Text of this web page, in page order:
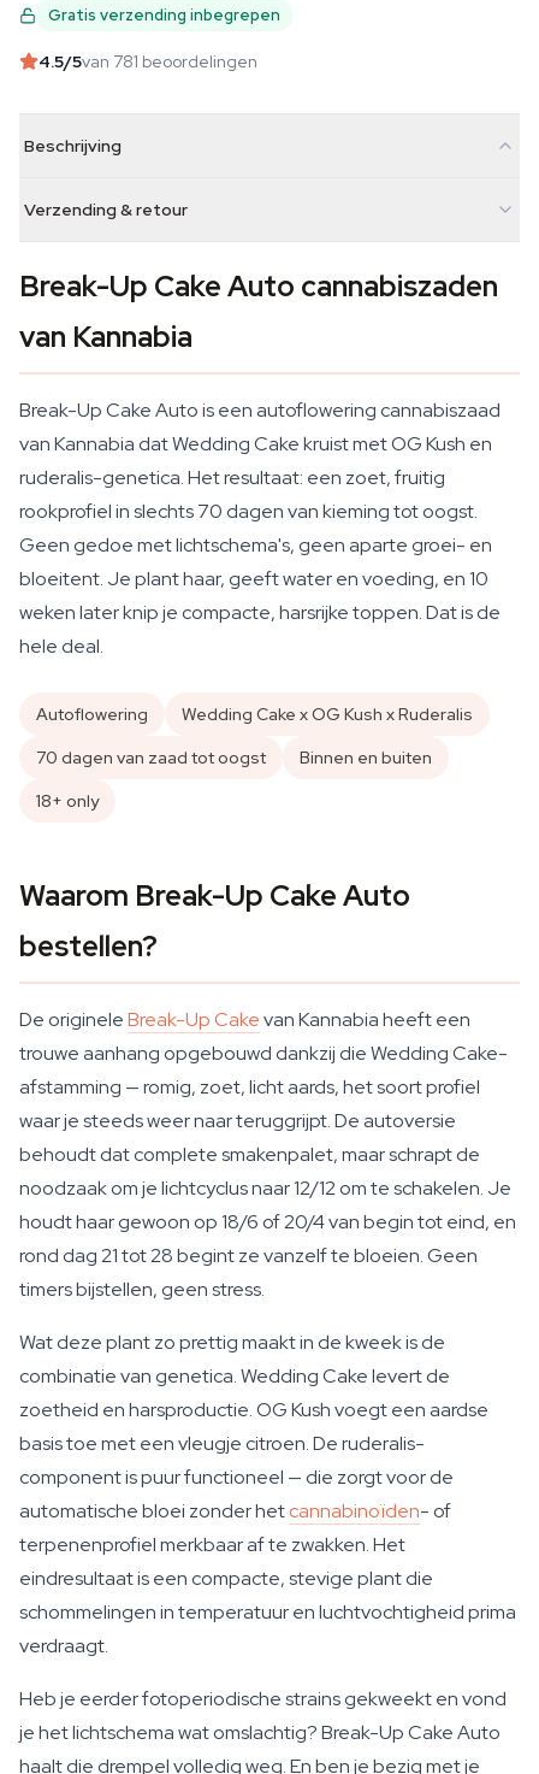
Gratis verzending inbegrepen
4.5/5van 781 beoordelingen
Beschrijving
Verzending & retour
Break-Up Cake Auto cannabiszaden
van Kannabia
Break-Up Cake Auto is een autoflowering cannabiszaad
van Kannabia dat Wedding Cake kruist met OG Kush en
ruderalis-genetica. Het resultaat: een zoet, fruitig
rookprofiel in slechts 70 dagen van kieming tot oogst.
Geen gedoe met lichtschema's, geen aparte groei- en
bloeitent. Je plant haar, geeft water en voeding, en 10
weken later knip je compacte, harsrijke toppen. Dat is de
hele deal.
Autoflowering
Wedding Cake x OG Kush x Ruderalis
70 dagen van zaad tot oogst
Binnen en buiten
18+ only
Waarom Break-Up Cake Auto
bestellen?
De origineleBreak-Up Cakevan Kannabia heeft een
trouwe aanhang opgebouwd dankzij die Wedding Cake-
afstamming — romig, zoet, licht aards, het soort profiel
waar je steeds weer naar teruggrijpt. De autoversie
behoudt dat complete smakenpalet, maar schrapt de
noodzaak om je lichtcyclus naar 12/12 om te schakelen. Je
houdt haar gewoon op 18/6 of 20/4 van begin tot eind, en
rond dag 21 tot 28 begint ze vanzelf te bloeien. Geen
timers bijstellen, geen stress.
Wat deze plant zo prettig maakt in de kweek is de
combinatie van genetica. Wedding Cake levert de
zoetheid en harsproductie. OG Kush voegt een aardse
basis toe met een vleugje citroen. De ruderalis-
component is puur functioneel — die zorgt voor de
automatische bloei zonder hetcannabinoïden- of
terpenenprofiel merkbaar af te zwakken. Het
eindresultaat is een compacte, stevige plant die
schommelingen in temperatuur en luchtvochtigheid prima
verdraagt.
Heb je eerder fotoperiodische strains gekweekt en vond
je het lichtschema wat omslachtig? Break-Up Cake Auto
haalt die drempel volledig weg. En ben je bezig met je